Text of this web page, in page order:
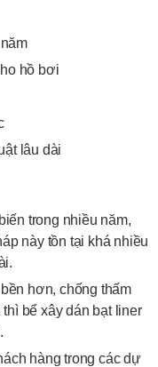
hồ bơi
lâu dài
trong nhiều năm,
này tồn tại khá nhiều
hơn, chống thấm
bể xây dán bạt liner
hàng trong các dự